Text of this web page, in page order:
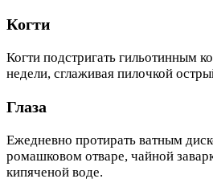
Когти
Когти подстригать гильотинным
недели, сглаживая пилочкой
Глаза
Ежедневно протирать ватным
ромашковом отваре, чайной
кипяченой воде.